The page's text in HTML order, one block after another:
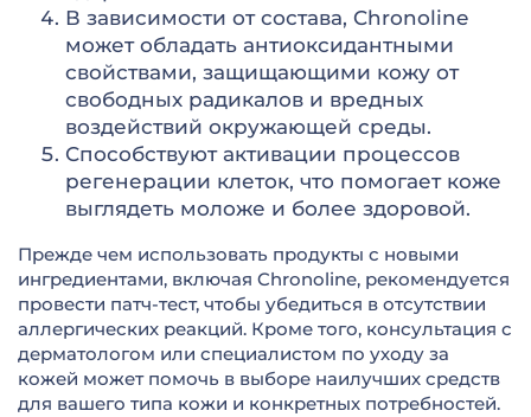
В зависимости от состава, Chronoline
может обладать антиоксидантными
свойствами, защищающими кожу от
свободных радикалов и вредных
воздействий окружающей среды.
Способствуют активации процессов
регенерации клеток, что помогает коже
выглядеть моложе и более здоровой.
Прежде чем использовать продукты с новыми
ингредиентами, включая Chronoline, рекомендуется
провести патч-тест, чтобы убедиться в отсутствии
аллергических реакций. Кроме того, консультация с
дерматологом или специалистом по уходу за
кожей может помочь в выборе наилучших средств
для вашего типа кожи и конкретных потребностей.